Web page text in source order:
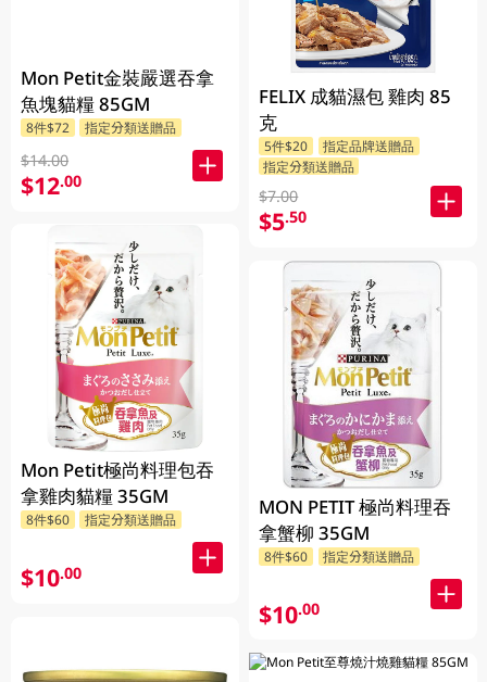
Mon Petit金裝嚴選吞拿
魚塊貓糧 85GM
8件$72 指定分類送贈品
$14.00
$12.00
Mon Petit極尚料理包吞
拿雞肉貓糧 35GM
8件$60 指定分類送贈品
$10.00
FELIX 成貓濕包 雞肉 85
克
5件$20
指定品牌送贈品
指定分類送贈品
$7.00
$5.50
MON PETIT 極尚料理吞
拿蟹柳 35GM
8件$60 指定分類送贈品
$10.00